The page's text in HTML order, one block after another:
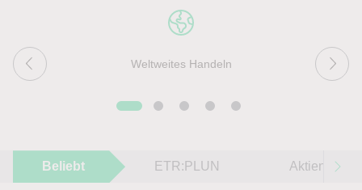
Weltweites Handeln
Beliebt ETR:PLUN Aktien im